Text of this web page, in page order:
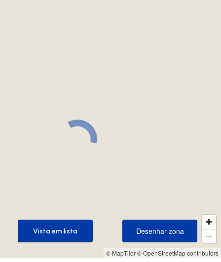
© MapTiler© OpenStreetMap contributors
Desenhar zona
Desenhar zona
Vista em lista
Vista em lista